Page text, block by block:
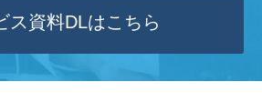
ス資料DLはこちら